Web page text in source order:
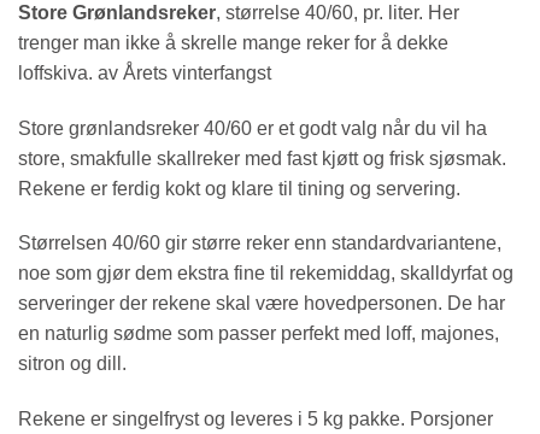
Store Grønlandsreker, størrelse 40/60, pr. liter. Her
trenger man ikke å skrelle mange reker for å dekke
loffskiva. av Årets vinterfangst
Store grønlandsreker 40/60 er et godt valg når du vil ha
store, smakfulle skallreker med fast kjøtt og frisk sjøsmak.
Rekene er ferdig kokt og klare til tining og servering.
Størrelsen 40/60 gir større reker enn standardvariantene,
noe som gjør dem ekstra fine til rekemiddag, skalldyrfat og
serveringer der rekene skal være hovedpersonen. De har
en naturlig sødme som passer perfekt med loff, majones,
sitron og dill.
Rekene er singelfryst og leveres i 5 kg pakke. Porsjoner